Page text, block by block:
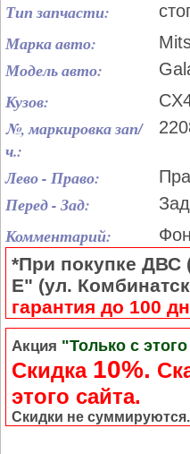
Тип запчасти:
Марка авто:
Модель авто:
Кузов:
№, маркировка зап/
ч.:
Лево - Право:
Перед - Зад:
Комментарий:
*При покупке ДВС
Е" (ул.
гарантия до 100
Акция "Только с
Скидка 10%.
этого сайта.
Скидки не суммируются.